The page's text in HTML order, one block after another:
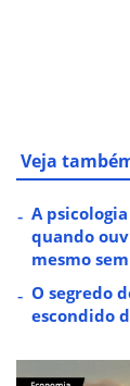
Veja
A
quando
mesmo
O segredo
escondido